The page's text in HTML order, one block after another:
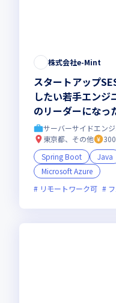
株式会社e-Mint
スタートアップ
したい若手エンジ
のリーダーになっ
のステップへ迷わ
サーバーサイドエン
東京都、その他
Spring Boot
Java
Microsoft Azure
リモートワーク可